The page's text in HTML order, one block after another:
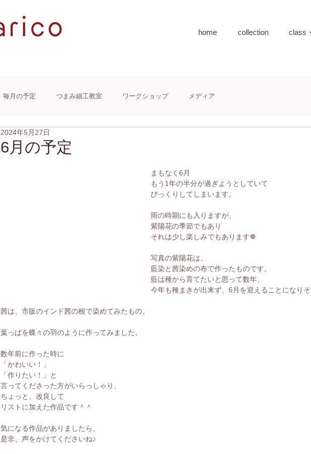
home collection class
毎月の予定 つまみ細工教室 ワークショップ メディア
6月の予定
2024年5月27日
まもなく6月
もう1年の半分が過ぎようとしていて
びっくりしてしまいます。
雨の時期にも入りますが、
紫陽花の季節でもあり
それは少し楽しみでもあります❁
写真の紫陽花は、
藍染と茜染めの布で作ったものです。
藍は種から育てたいと思って数年、
今年も種まきが出来ず、6月を迎えることになり
茜は、市販のインド茜の根で染めてみたもの。
葉っぱを蝶々の羽のように作ってみました。
数年前に作った時に
「かわいい！」
「作りたい！」と
言ってくださった方がいらっしゃり、
ちょっと、改良して
リストに加えた作品です＾＾
気になる作品がありましたら、
是非、声をかけてくださいね♪